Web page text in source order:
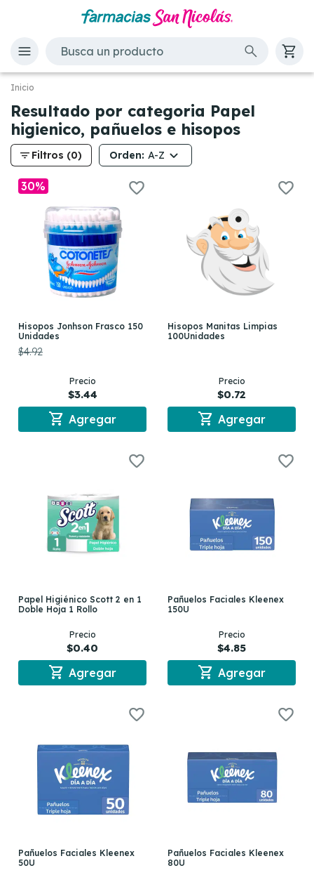
Inicio
Resultado por categoria Papel
higienico, pañuelos e hisopos
filter_list Filtros (0) Orden: A-Z
30%
Hisopos Jonhson Frasco 150
Unidades
$4.92
Precio
$3.44
shopping_cart Agregar
Hisopos Manitas Limpias
100Unidades
Precio
$0.72
shopping_cart Agregar
Papel Higiénico Scott 2 en 1
Doble Hoja 1 Rollo
Precio
$0.40
shopping_cart Agregar
Pañuelos Faciales Kleenex
150U
Precio
$4.85
shopping_cart Agregar
Pañuelos Faciales Kleenex
50U
Pañuelos Faciales Kleenex
80U